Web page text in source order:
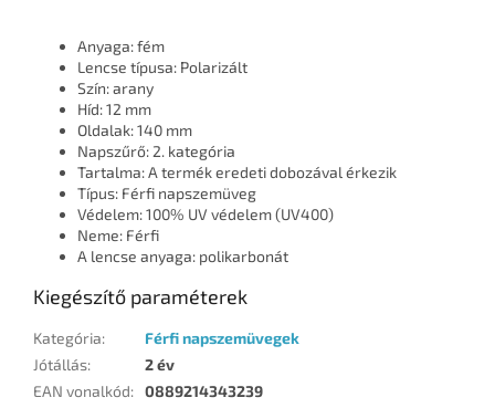
Anyaga: fém
Lencse típusa: Polarizált
Szín: arany
Híd: 12 mm
Oldalak: 140 mm
Napszűrő: 2. kategória
Tartalma: A termék eredeti dobozával érkezik
Típus: Férfi napszemüveg
Védelem: 100% UV védelem (UV400)
Neme: Férfi
A lencse anyaga: polikarbonát
Kiegészítő paraméterek
Kategória:
Férfi napszemüvegek
Jótállás:
2 év
EAN vonalkód: 0889214343239